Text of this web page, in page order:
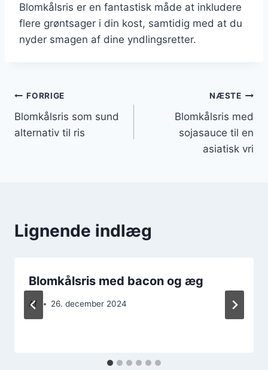
Blomkålsris er en fantastisk måde at inkludere
flere grøntsager i din kost, samtidig med at du
nyder smagen af dine yndlingsretter.
Indlægsnavigation
FORRIGE
Blomkålsris som sund
alternativ til ris
NÆSTE
Blomkålsris med
sojasauce til en
asiatisk vri
Lignende indlæg
Blomkålsris med bacon og æg
Af 26. december 2024